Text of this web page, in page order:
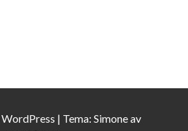
WordPress | Tema: Simoneav